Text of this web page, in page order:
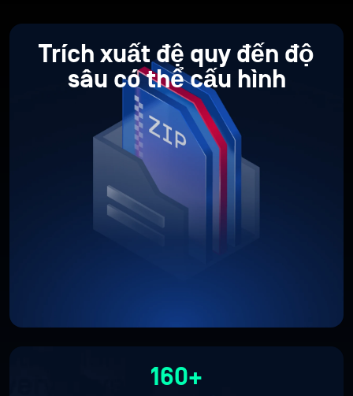
Trích xuất đệ quy đến độ
sâu có thể cấu hình
160+